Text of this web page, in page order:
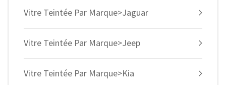
Vitre Teintée Par Marque>Jaguar
Vitre Teintée Par Marque>Jeep
Vitre Teintée Par Marque>Kia